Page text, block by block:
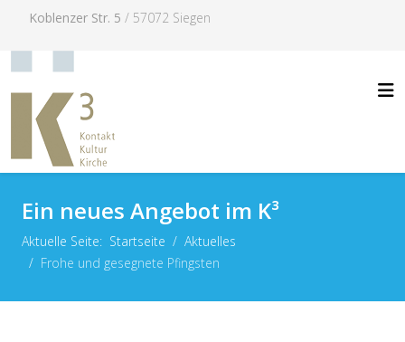
Koblenzer Str. 5 / 57072 Siegen
Ein neues Angebot im K³
Aktuelle Seite: Startseite
Aktuelles
Frohe und gesegnete Pfingsten